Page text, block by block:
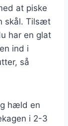
at piske
skål. Tilsæt
har en glat
ind i
så
hæld en
i 2-3